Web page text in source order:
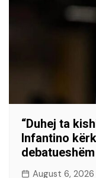
“Duhej ta
Infantino
debatueshëm
August 6, 2026